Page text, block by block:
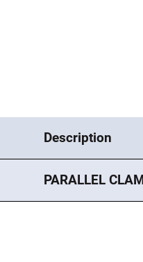
Description
PARALLEL